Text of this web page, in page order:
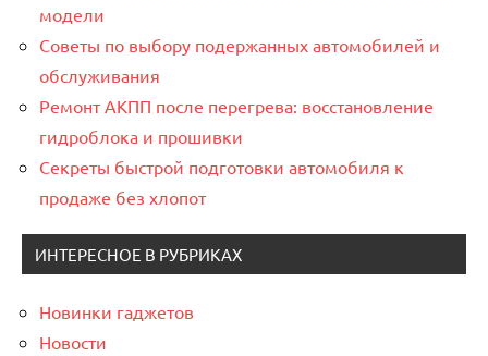
модели
Советы по выбору подержанных автомобилей и
обслуживания
Ремонт АКПП после перегрева: восстановление
гидроблока и прошивки
Секреты быстрой подготовки автомобиля к
продаже без хлопот
ИНТЕРЕСНОЕ В РУБРИКАХ
Новинки гаджетов
Новости